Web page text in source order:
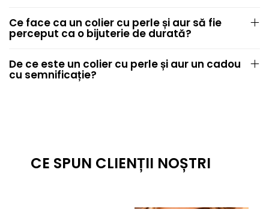
Ce face ca un colier cu perle și aur să fie
perceput ca o bijuterie de durată?
De ce este un colier cu perle și aur un cadou
cu semnificație?
CE SPUN CLIENȚII NOȘTRI